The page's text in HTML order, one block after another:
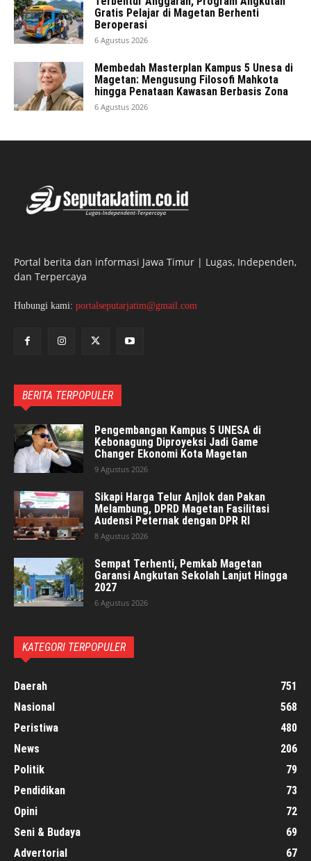
Gratis Pelajar di Magetan Berhenti
Beroperasi
6 Agustus 2026
Membedah Masterplan Kampus 5 Unesa di
Magetan: Mengusung Filosofi Mahkota
hingga Penataan Kawasan Berbasis Zona
6 Agustus 2026
Portal berita dan informasi Jawa Timur | Lugas, Independen,
dan Terpercaya
Hubungi kami: portalseputarjatim@gmail.com
BERITA TERPOPULER
Pengembangan Kampus 5 UNESA di
Kebonagung Diproyeksi Jadi Game
Changer Ekonomi Kota Magetan
9 Agustus 2026
Sikapi Harga Telur Anjlok dan Pakan
Melambung, DPRD Magetan Fasilitasi
Audensi Peternak dengan DPR RI
8 Agustus 2026
Sempat Terhenti, Pemkab Magetan
Garansi Angkutan Sekolah Lanjut Hingga
2027
6 Agustus 2026
KATEGORI TERPOPULER
Daerah
751
Nasional
568
Peristiwa
480
News
206
Politik
79
Pendidikan
73
Opini
72
Seni & Budaya
69
Advertorial
67